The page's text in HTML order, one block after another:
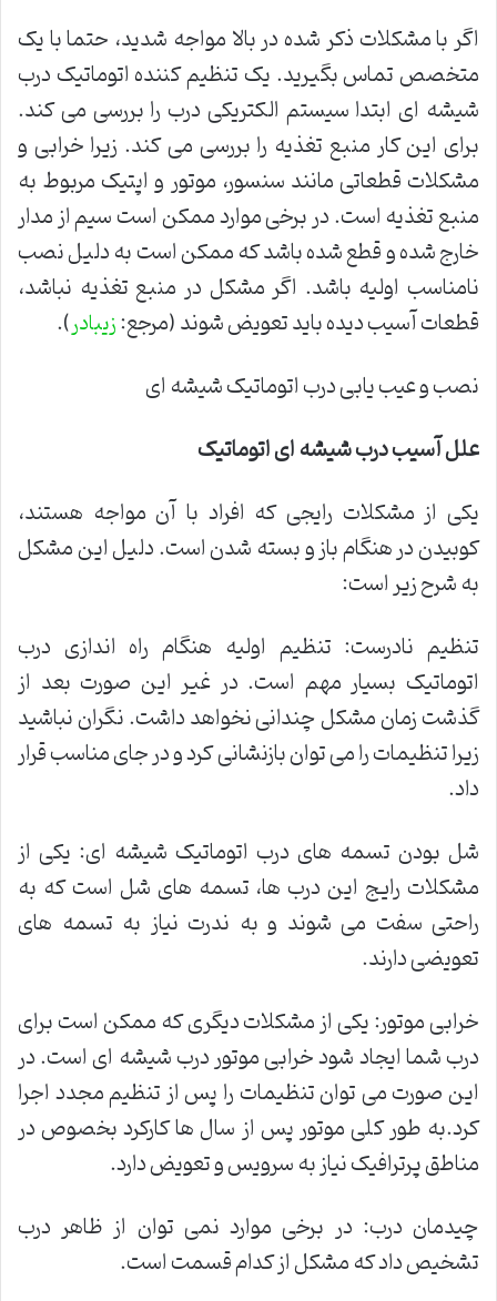
اگر با مشکلات ذکر شده در بالا مواجه شدید، حتما با یک
متخصص تماس بگیرید. یک تنظیم کننده اتوماتیک درب
شیشه ای ابتدا سیستم الکتریکی درب را بررسی می کند.
برای این کار منبع تغذیه را بررسی می کند. زیرا خرابی و
مشکلات قطعاتی مانند سنسور، موتور و اپتیک مربوط به
منبع تغذیه است. در برخی موارد ممکن است سیم از مدار
خارج شده و قطع شده باشد که ممکن است به دلیل نصب
نامناسب اولیه باشد. اگر مشکل در منبع تغذیه نباشد،
قطعات آسیب دیده باید تعویض شوند (مرجع:زیبادر).
نصب و عیب یابی درب اتوماتیک شیشه ای
علل آسیب درب شیشه ای اتوماتیک
یکی از مشکلات رایجی که افراد با آن مواجه هستند،
کوبیدن در هنگام باز و بسته شدن است. دلیل این مشکل
به شرح زیر است:
تنظیم نادرست: تنظیم اولیه هنگام راه اندازی درب
اتوماتیک بسیار مهم است. در غیر این صورت بعد از
گذشت زمان مشکل چندانی نخواهد داشت. نگران نباشید
زیرا تنظیمات را می توان بازنشانی کرد و در جای مناسب قرار
داد.
شل بودن تسمه های درب اتوماتیک شیشه ای: یکی از
مشکلات رایج این درب ها، تسمه های شل است که به
راحتی سفت می شوند و به ندرت نیاز به تسمه های
تعویضی دارند.
خرابی موتور: یکی از مشکلات دیگری که ممکن است برای
درب شما ایجاد شود خرابی موتور درب شیشه ای است. در
این صورت می توان تنظیمات را پس از تنظیم مجدد اجرا
کرد.به طور کلی موتور پس از سال ها کارکرد بخصوص در
مناطق پرترافیک نیاز به سرویس و تعویض دارد.
چیدمان درب: در برخی موارد نمی توان از ظاهر درب
تشخیص داد که مشکل از کدام قسمت است.